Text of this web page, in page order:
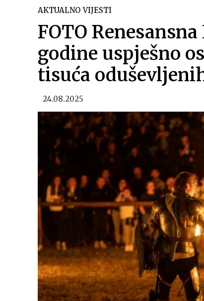
AKTUALNO VIJESTI
FOTO
godine uspješno
tisuća
24.08.2025